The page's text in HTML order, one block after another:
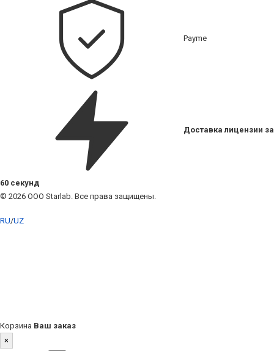
Payme
Доставка лицензии за
60 секунд
© 2026 ООО Starlab. Все права защищены.
RU/UZ
Корзина Ваш заказ
×